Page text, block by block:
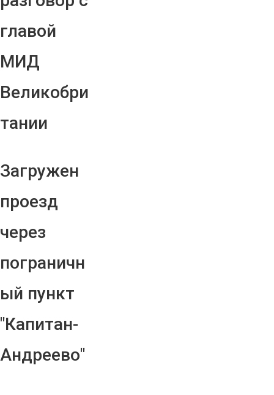
главой
МИД
Великобри
тании
Загружен
проезд
через
пограничн
ый пункт
"Капитан-
Андреево"